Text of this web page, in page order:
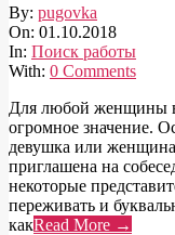
2018-
10-
01
By: pugovka
On: 01.10.2018
In: Поиск работы
With: 0 Comments
Для любой женщины
огромное значение.
девушка или женщина
приглашена на
некоторые
переживать и
какRead More →